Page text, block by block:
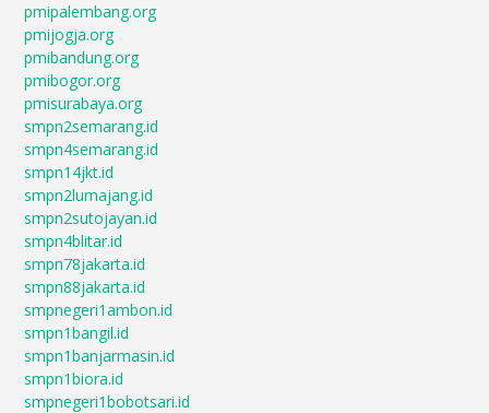
pmipalembang.org
pmijogja.org
pmibandung.org
pmibogor.org
pmisurabaya.org
smpn2semarang.id
smpn4semarang.id
smpn14jkt.id
smpn2lumajang.id
smpn2sutojayan.id
smpn4blitar.id
smpn78jakarta.id
smpn88jakarta.id
smpnegeri1ambon.id
smpn1bangil.id
smpn1banjarmasin.id
smpn1biora.id
smpnegeri1bobotsari.id